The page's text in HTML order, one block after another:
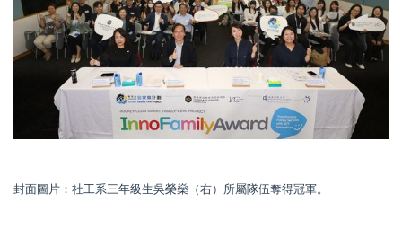
封面圖片：社工系三年級生吳榮燊（右）所屬隊伍奪得冠軍。